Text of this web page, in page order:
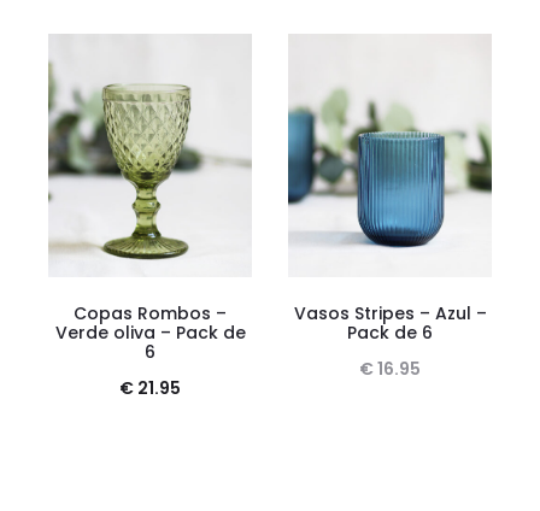
Copas Rombos –
Verde oliva – Pack de
6
€ 21.95
Vasos Stripes – Azul –
Pack de 6
€ 16.95